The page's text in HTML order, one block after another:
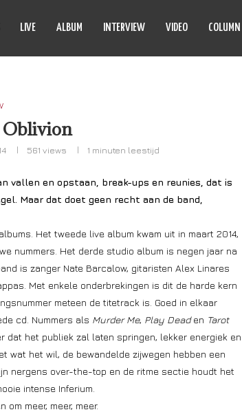
LIVE ALBUM INTERVIEW VIDEO COLUMN
Oblivion
561 views 1 minuten leestijd
vallen en opstaan, break-ups en reunies, dat is
Maar dat doet geen recht aan de band,
Het tweede live album kwam uit in maart 2014,
nummers. Het derde studio album is negen jaar na
is zanger Nate Barcalow, gitaristen Alex Linares
Met enkele onderbrekingen is dit de harde kern
meteen de titetrack is. Goed in elkaar
cd. Nummers als Murder Me, Play Deaden Tarot
dat het publiek zal laten springen, lekker energiek en
wat het wil, de bewandelde zijwegen hebben een
nergens over-the-top en de ritme sectie houdt het
intense Inferium.
meer, meer, meer.